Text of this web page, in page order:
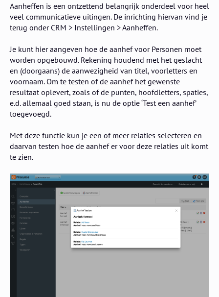
Aanheffen is een ontzettend belangrijk onderdeel voor heel
veel communicatieve uitingen. De inrichting hiervan vind je
terug onder CRM > Instellingen > Aanheffen.
Je kunt hier aangeven hoe de aanhef voor Personen moet
worden opgebouwd. Rekening houdend met het geslacht
en (doorgaans) de aanwezigheid van titel, voorletters en
voornaam. Om te testen of de aanhef het gewenste
resultaat oplevert, zoals of de punten, hoofdletters, spaties,
e.d. allemaal goed staan, is nu de optie ‘Test een aanhef’
toegevoegd.
Met deze functie kun je een of meer relaties selecteren en
daarvan testen hoe de aanhef er voor deze relaties uit komt
te zien.